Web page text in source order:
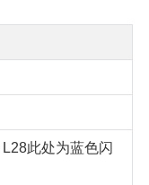
此处为蓝色闪